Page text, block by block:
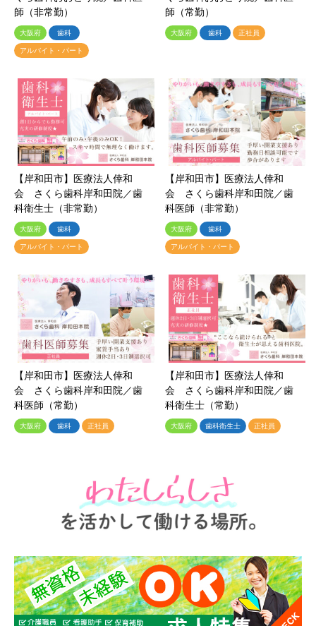
師（非常勤）
大阪府 歯科
アルバイト・パート
師（常勤）
大阪府 歯科 正社員
【岸和田市】医療法人倖和
会 さくら歯科岸和田院／歯
科衛生士（非常勤）
大阪府 歯科
アルバイト・パート
【岸和田市】医療法人倖和
会 さくら歯科岸和田院／歯
科医師（非常勤）
大阪府 歯科
アルバイト・パート
【岸和田市】医療法人倖和
会 さくら歯科岸和田院／歯
科医師（常勤）
大阪府 歯科 正社員
【岸和田市】医療法人倖和
会 さくら歯科岸和田院／歯
科衛生士（常勤）
大阪府 歯科衛生士 正社員